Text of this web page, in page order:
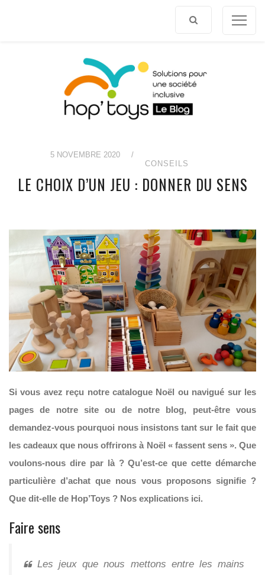
5 NOVEMBRE 2020
/
CONSEILS
LE CHOIX D’UN JEU : DONNER DU SENS
Si vous avez reçu notre catalogue Noël ou navigué sur les
pages de notre site ou de notre blog, peut-être vous
demandez-vous pourquoi nous insistons tant sur le fait que
les cadeaux que nous offrirons à Noël « fassent sens ». Que
voulons-nous dire par là ? Qu’est-ce que cette démarche
particulière d’achat que nous vous proposons signifie ?
Que dit-elle de Hop’Toys ? Nos explications ici.
Faire sens
Les jeux que nous mettons entre les mains